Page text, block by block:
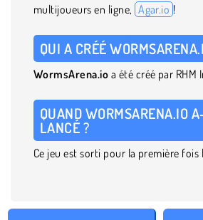
multijoueurs en ligne, Agar.io !
QUI A CRÉÉ
WormsArena.io a été créé par RHM
QUAND WORMSARENA.IO
LANCÉ ?
Ce jeu est sorti pour la première fois